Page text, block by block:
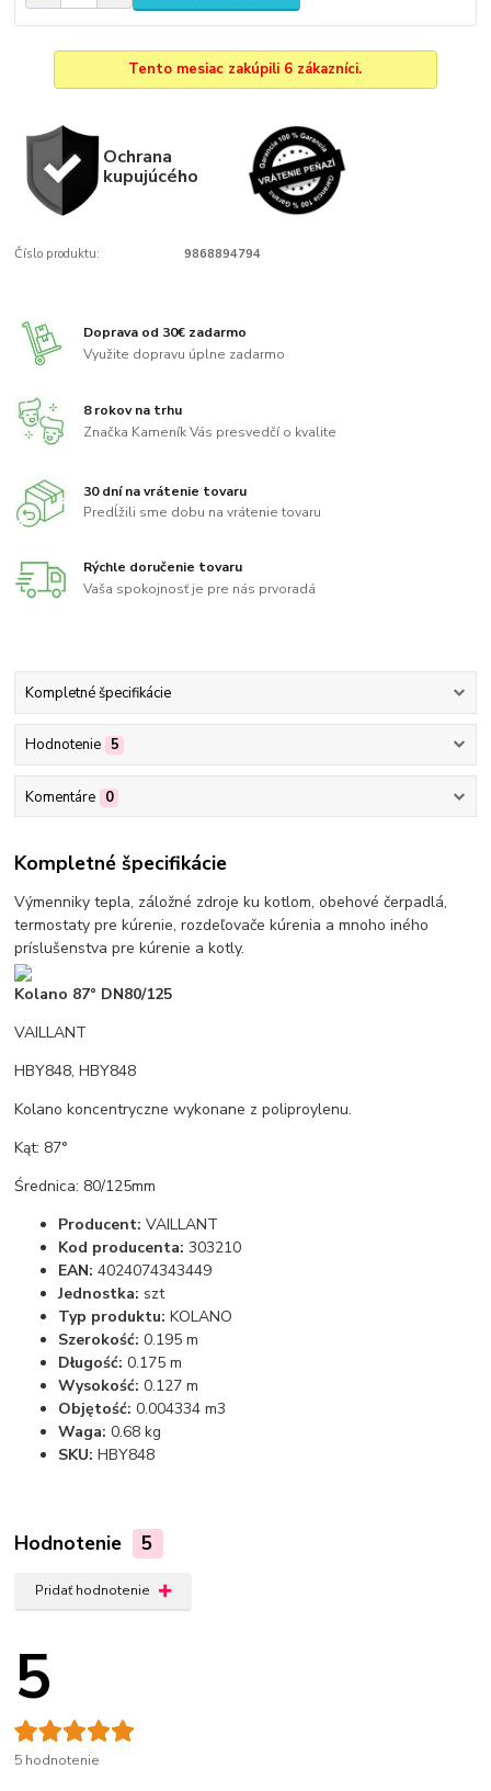
Tento mesiac zakúpili 6 zákazníci.
Ochrana
kupujúcého
Číslo produktu: 9868894794
Doprava od 30€ zadarmo
Využite dopravu úplne zadarmo
8 rokov na trhu
Značka Kameník Vás presvedčí o kvalite
30 dní na vrátenie tovaru
Predĺžili sme dobu na vrátenie tovaru
Rýchle doručenie tovaru
Vaša spokojnosť je pre nás prvoradá
Kompletné špecifikácie
Hodnotenie 5
Komentáre 0
Kompletné špecifikácie
Výmenniky tepla, záložné zdroje ku kotlom, obehové čerpadlá,
termostaty pre kúrenie, rozdeľovače kúrenia a mnoho iného
príslušenstva pre kúrenie a kotly.
Kolano 87° DN80/125
VAILLANT
HBY848, HBY848
Kolano koncentryczne wykonane z poliproylenu.
Kąt: 87°
Średnica: 80/125mm
Producent: VAILLANT
Kod producenta: 303210
EAN: 4024074343449
Jednostka: szt
Typ produktu: KOLANO
Szerokość: 0.195 m
Długość: 0.175 m
Wysokość: 0.127 m
Objętość: 0.004334 m3
Waga: 0.68 kg
SKU: HBY848
Hodnotenie 5
Pridať hodnotenie
5
5 hodnotenie